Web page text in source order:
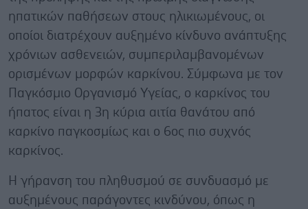
ηπατικών παθήσεων στους ηλικιωμένους, οι
οποίοι διατρέχουν αυξημένο κίνδυνο ανάπτυξης
χρόνιων ασθενειών, συμπεριλαμβανομένων
ορισμένων μορφών καρκίνου. Σύμφωνα με τον
Παγκόσμιο Οργανισμό Υγείας, ο καρκίνος του
ήπατος είναι η 3η κύρια αιτία θανάτου από
καρκίνο παγκοσμίως και ο 6ος πιο συχνός
καρκίνος.
Η γήρανση του πληθυσμού σε συνδυασμό με
αυξημένους παράγοντες κινδύνου, όπως η